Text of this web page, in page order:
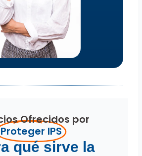
Ofrecidos por
Proteger IPS
qué sirve la